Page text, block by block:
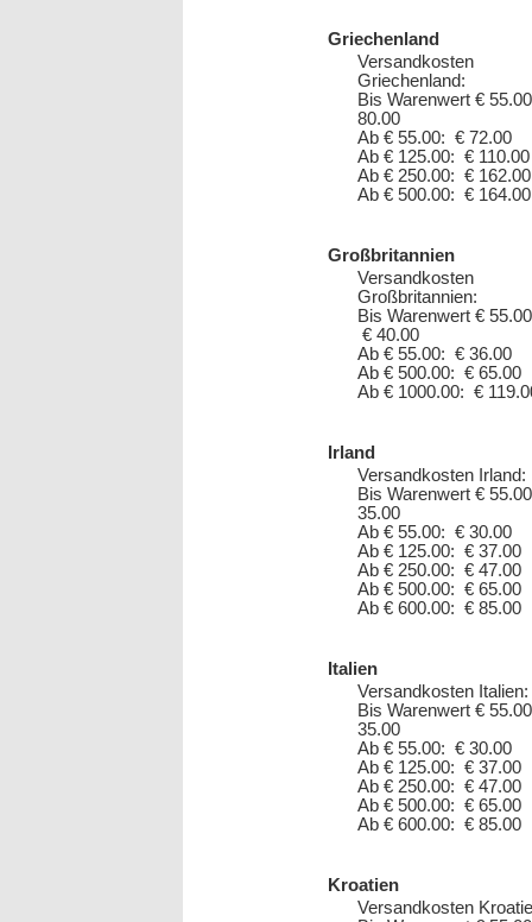
Griechenland
Versandkosten
Griechenland:
Bis Warenwert €
80.00
Ab € 55.00: € 72.00
Ab € 125.00: € 110.00
Ab € 250.00: € 162.00
Ab € 500.00: € 164.00
Großbritannien
Versandkosten
Großbritannien:
Bis Warenwert €
€ 40.00
Ab € 55.00: € 36.00
Ab € 500.00: € 65.00
Ab € 1000.00: €
Irland
Versandkosten Irland:
Bis Warenwert €
35.00
Ab € 55.00: € 30.00
Ab € 125.00: € 37.00
Ab € 250.00: € 47.00
Ab € 500.00: € 65.00
Ab € 600.00: € 85.00
Italien
Versandkosten Italien:
Bis Warenwert €
35.00
Ab € 55.00: € 30.00
Ab € 125.00: € 37.00
Ab € 250.00: € 47.00
Ab € 500.00: € 65.00
Ab € 600.00: € 85.00
Kroatien
Versandkosten